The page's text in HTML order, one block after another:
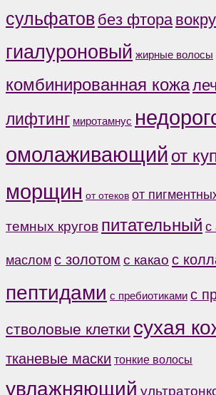
сульфатов без фтора
гиалуроновый жирные волосы
комбинированная кожа
лифтинг миротамнус
омолаживающий от
морщин от отеков от
темных кругов питательный с
маслом с золотом с какао с
пептидами с пребиотиками с
стволовые клетки сухая
тканевые маски тонкие волосы
увлажняющий